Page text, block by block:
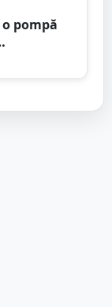
pompă
în